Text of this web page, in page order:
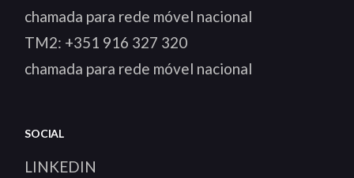
chamada para rede móvel nacional
TM2: +351 916 327 320
chamada para rede móvel nacional
SOCIAL
LINKEDIN